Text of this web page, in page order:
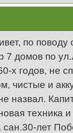
по
7 домов по
х годов, не
чистые и
назвал.
техника
сан.30-лет